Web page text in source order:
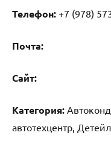
Телефон: +7 (978)
Почта:
Cайт:
Категория:
автотехцентр,